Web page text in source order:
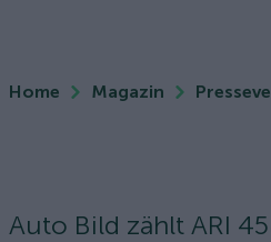
Home Magazin
Auto Bild zählt ARI